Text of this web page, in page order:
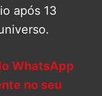
após 13
WhatsApp
no seu